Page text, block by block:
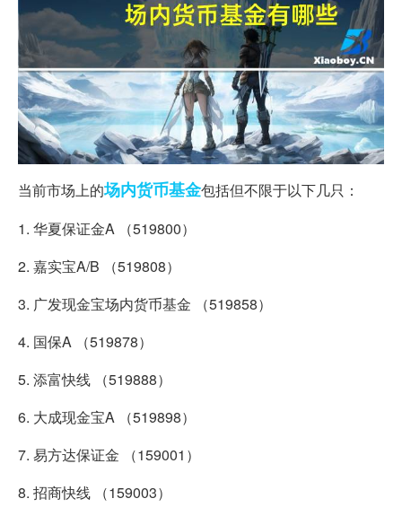
当前市场上的场内货币基金包括但不限于以下几只：
1. 华夏保证金A （519800）
2. 嘉实宝A/B （519808）
3. 广发现金宝场内货币基金 （519858）
4. 国保A （519878）
5. 添富快线 （519888）
6. 大成现金宝A （519898）
7. 易方达保证金 （159001）
8. 招商快线 （159003）